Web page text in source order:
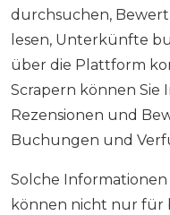
durchsuchen,
lesen, Unterkünfte
über die Plattform
Scrapern können
Rezensionen und
Buchungen und
Solche
können nicht nur für